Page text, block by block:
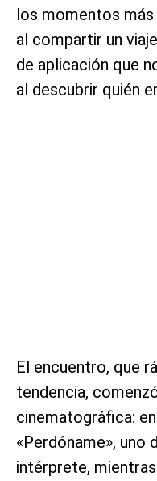
los momentos
al compartir un
de aplicación que
al descubrir quién
El encuentro, que
tendencia,
cinematográfica:
«Perdóname», uno
intérprete,